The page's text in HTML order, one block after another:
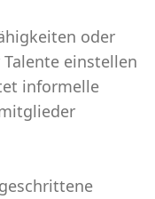
oder
einstellen
informelle